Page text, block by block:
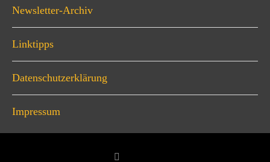
Newsletter-Archiv
Linktipps
Datenschutzerklärung
Impressum